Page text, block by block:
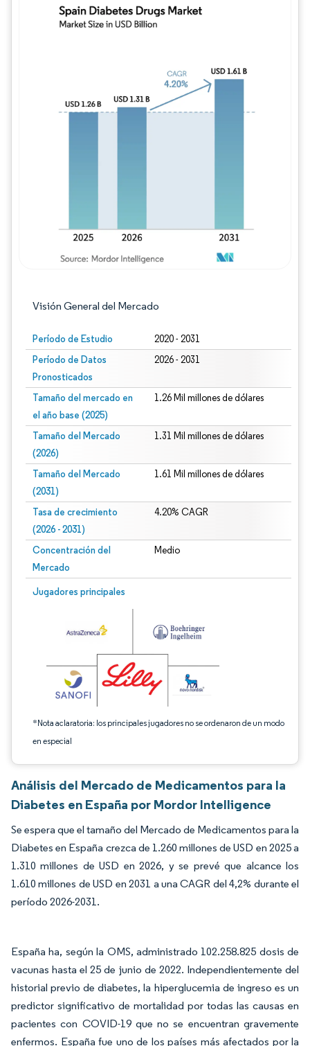
Visión General del Mercado
Período de Estudio 2020 - 2031
Período de Datos
Pronosticados
2026 - 2031
Tamaño del mercado en
el año base (2025)
1.26 Mil millones de dólares
Tamaño del Mercado
(2026)
1.31 Mil millones de dólares
Tamaño del Mercado
(2031)
1.61 Mil millones de dólares
Tasa de crecimiento
(2026 - 2031)
4.20% CAGR
Concentración del
Mercado
Medio
Jugadores principales
*Nota aclaratoria: los principales jugadores no se ordenaron de un modo
en especial
Imagen © Mordor Intelligence. El uso requiere atribución según CC BY 4.0.
Análisis del Mercado de Medicamentos para la
Diabetes en España por Mordor Intelligence
Se espera que el tamaño del Mercado de Medicamentos para la
Diabetes en España crezca de 1.260 millones de USD en 2025 a
1.310 millones de USD en 2026, y se prevé que alcance los
1.610 millones de USD en 2031 a una CAGR del 4,2% durante el
período 2026-2031.
España ha, según la OMS, administrado 102.258.825 dosis de
vacunas hasta el 25 de junio de 2022. Independientemente del
historial previo de diabetes, la hiperglucemia de ingreso es un
predictor significativo de mortalidad por todas las causas en
pacientes con COVID-19 que no se encuentran gravemente
enfermos. España fue uno de los países más afectados por la